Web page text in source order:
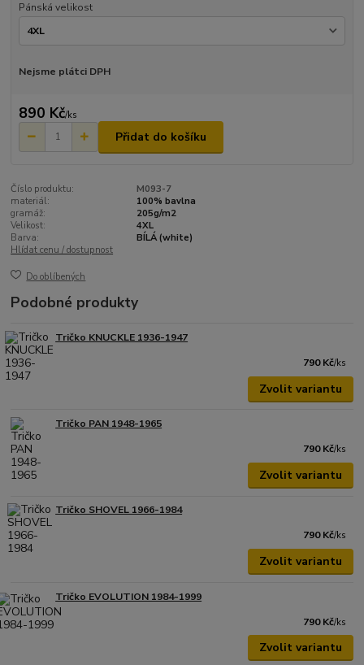
Pánská velikost
Nejsme plátci DPH
890 Kč/ks
Přidat do košíku
Číslo produktu:
M093-7
materiál:
100% bavlna
gramáž:
205g/m2
Velikost:
4XL
Barva:
BÍLÁ (white)
Hlídat cenu / dostupnost
Do oblíbených
Podobné produkty
Tričko KNUCKLE 1936-1947
790 Kč/ks
Zvolit variantu
Tričko PAN 1948-1965
790 Kč/ks
Zvolit variantu
Tričko SHOVEL 1966-1984
790 Kč/ks
Zvolit variantu
Tričko EVOLUTION 1984-1999
790 Kč/ks
Zvolit variantu